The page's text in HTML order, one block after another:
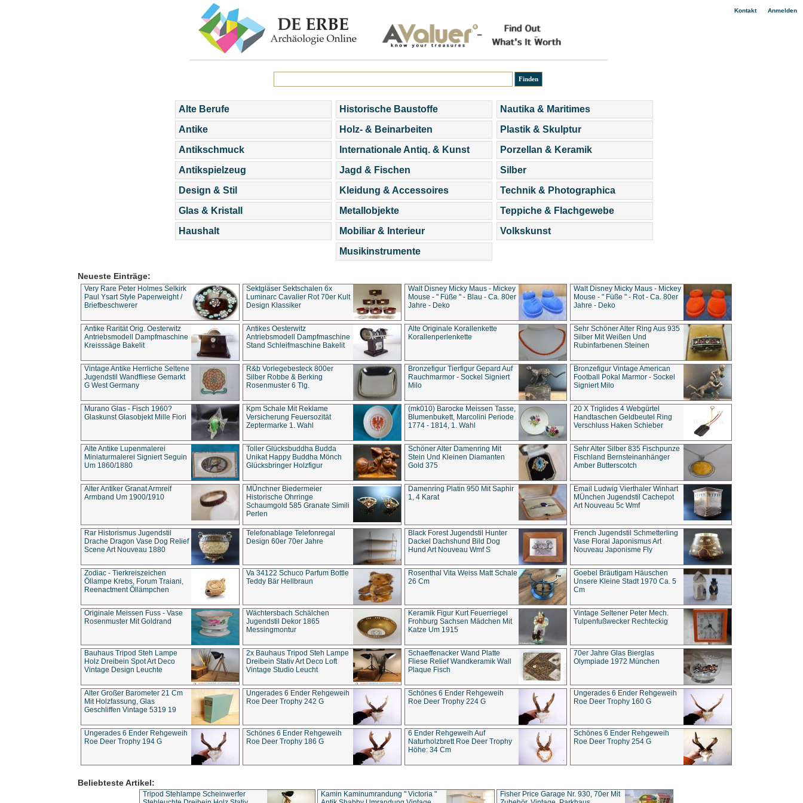
Kontakt| Anmelden
Alte Berufe
Antike
Antikschmuck
Antikspielzeug
Design & Stil
Glas & Kristall
Haushalt
Historische Baustoffe
Holz- & Beinarbeiten
Internationale Antiq. & Kunst
Jagd & Fischen
Kleidung & Accessoires
Metallobjekte
Mobiliar & Interieur
Musikinstrumente
Nautika & Maritimes
Plastik & Skulptur
Porzellan & Keramik
Silber
Technik & Photographica
Teppiche & Flachgewebe
Volkskunst
Neueste Einträge:
Very Rare Peter Holmes Selkirk
Paul Ysart Style Paperweight /
Briefbeschwerer
Sektgläser Sektschalen 6x
Luminarc Cavalier Rot 70er Kult
Design Klassiker
Walt Disney Micky Maus - Mickey
Mouse - " Füße " - Blau - Ca. 80er
Jahre - Deko
Walt Disney Micky Maus - Mickey
Mouse - " Füße " - Rot - Ca. 80er
Jahre - Deko
Antike Rarität Orig. Oesterwitz
Antriebsmodell Dampfmaschine
Kreisssäge Bakelit
Antikes Oesterwitz
Antriebsmodell Dampfmaschine
Stand Schleifmaschine Bakelit
Alte Originale Korallenkette
Korallenperlenkette
Sehr Schöner Alter Ring Aus 935
Silber Mit Weißen Und
Rubinfarbenen Steinen
Vintage Antike Herrliche Seltene
Jugendstil Wandfliese Gemarkt
G West Germany
R&b Vorlegebesteck 800er
Silber Robbe & Berking
Rosenmuster 6 Tlg.
Bronzefigur Tierfigur Gepard Auf
Rauchmarmor - Sockel Signiert
Milo
Bronzefigur Vintage American
Football Pokal Marmor - Sockel
Signiert Milo
Murano Glas - Fisch 1960?
Glaskunst Glasobjekt Mille Fiori
Kpm Schale Mit Reklame
Versicherung Feuersozität
Zeptermarke 1. Wahl
(mk010) Barocke Meissen Tasse,
Blumenbukett, Marcolini Periode
1774 - 1814, 1. Wahl
20 X Triglides 4 Webgürtel
Handtaschen Geldbeutel Ring
Verschluss Haken Schieber
Alte Antike Lupenmalerei
Miniaturmalerei Signiert Seguin
Um 1860/1880
Toller Glücksbuddha Budda
Unikat Happy Buddha Mönch
Glücksbringer Holzfigur
Schöner Alter Damenring Mit
Stein Und Kleinen Diamanten
Gold 375
Sehr Alter Silber 835 Fischpunze
Fischland Bernsteinanhänger
Amber Butterscotch
Alter Antiker Granat Armreif
Armband Um 1900/1910
MÜnchner Biedermeier
Historische Ohrringe
Schaumgold 585 Granate Simili
Perlen
Damenring Platin 950 Mit Saphir
1, 4 Karat
Email Ludwig Vierthaler Winhart
MÜnchen Jugendstil Cachepot
Art Nouveau 5c Wmf
Rar Historismus Jugendstil
Drache Dragon Vase Dog Relief
Scene Art Nouveau 1880
Telefonablage Telefonregal
Design 60er 70er Jahre
Black Forest Jugendstil Hunter
Dackel Dachshund Bild Dog
Hund Art Nouveau Wmf S
French Jugendstil Schmetterling
Vase Floral Japonismus Art
Nouveau Japonisme Fly
Zodiac - Tierkreiszeichen
Öllampe Krebs, Forum Traiani,
Reenactment Öllämpchen
Va 34122 Schuco Parfum Bottle
Teddy Bär Hellbraun
Rosenthal Vita Weiss Matt Schale
26 Cm
Goebel Bräutigam Häuschen
Unsere Kleine Stadt 1970 Ca. 5
Cm
Originale Meissen Fuss - Vase
Rosenmuster Mit Goldrand
Wächtersbach Schälchen
Jugendstil Dekor 1865
Messingmontur
Keramik Figur Kurt Feuerriegel
Frohburg Sachsen Mädchen Mit
Katze Um 1915
Vintage Seltener Peter Mech.
Tulpenfußwecker Rechteckig
Bauhaus Tripod Steh Lampe
Holz Dreibein Spot Art Deco
Vintage Design Leuchte
2x Bauhaus Tripod Steh Lampe
Dreibein Stativ Art Deco Loft
Vintage Studio Leucht
Schaeffenacker Wand Platte
Fliese Relief Wandkeramik Wall
Plaque Fisch
70er Jahre Glas Bierglas
Olympiade 1972 München
Alter Großer Barometer 21 Cm
Mit Holzfassung, Glas
Geschliffen Vintage 5319 19
Ungerades 6 Ender Rehgeweih
Roe Deer Trophy 242 G
Schönes 6 Ender Rehgeweih
Roe Deer Trophy 224 G
Ungerades 6 Ender Rehgeweih
Roe Deer Trophy 160 G
Ungerades 6 Ender Rehgeweih
Roe Deer Trophy 194 G
Schönes 6 Ender Rehgeweih
Roe Deer Trophy 186 G
6 Ender Rehgeweih Auf
Naturholzbrett Roe Deer Trophy
Höhe: 34 Cm
Schönes 6 Ender Rehgeweih
Roe Deer Trophy 254 G
Beliebteste Artikel:
Tripod Stehlampe Scheinwerfer
Kamin Kaminumrandung " Victoria "
Fisher Price Garage Nr. 930, 70er Mit